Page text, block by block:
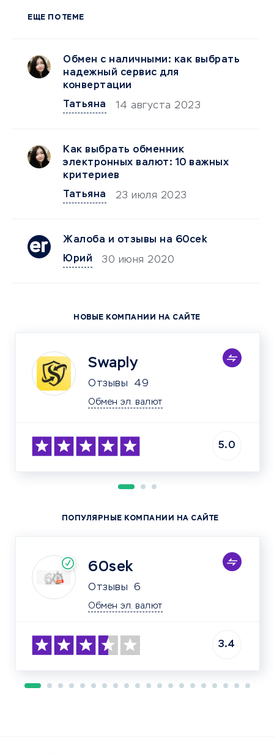
ЕЩЕ ПО ТЕМЕ
Обмен с наличными: как выбрать
надежный сервис для
конвертации
Татьяна
14 августа 2023
Как выбрать обменник
электронных валют: 10 важных
критериев
Татьяна
23 июля 2023
Жалоба и отзывы на 60cek
Юрий
30 июня 2020
НОВЫЕ КОМПАНИИ НА САЙТЕ
Swaply
Отзывы 49
Обмен эл. валют
5.0
ПОПУЛЯРНЫЕ КОМПАНИИ НА САЙТЕ
60sek
Отзывы 6
Обмен эл. валют
3.4